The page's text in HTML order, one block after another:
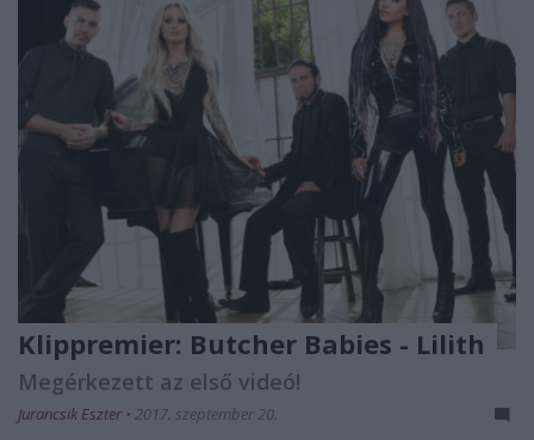
Klippremier: Butcher Babies - Lilith
Megérkezett az első videó!
Jurancsik Eszter • 2017. szeptember 20.